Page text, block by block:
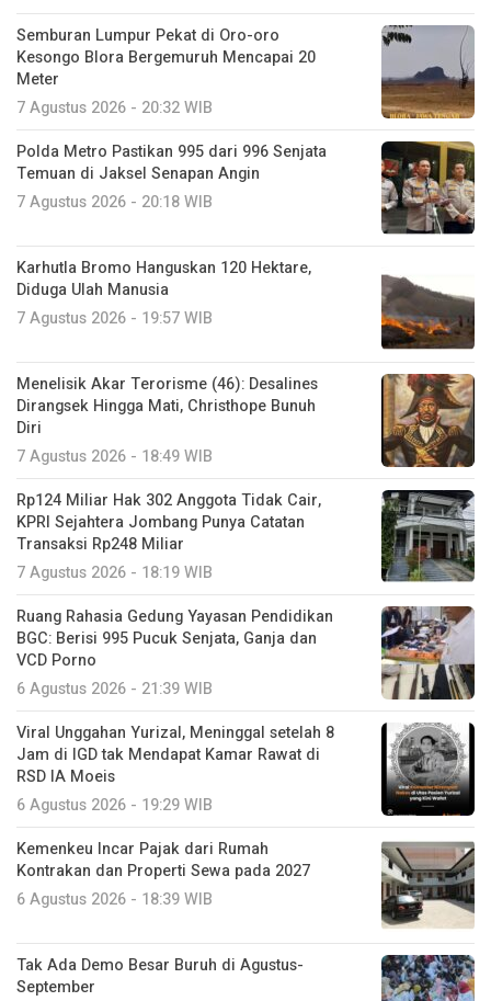
Semburan Lumpur Pekat di Oro-oro
Kesongo Blora Bergemuruh Mencapai 20
Meter
7 Agustus 2026 - 20:32 WIB
Polda Metro Pastikan 995 dari 996 Senjata
Temuan di Jaksel Senapan Angin
7 Agustus 2026 - 20:18 WIB
Karhutla Bromo Hanguskan 120 Hektare,
Diduga Ulah Manusia
7 Agustus 2026 - 19:57 WIB
Menelisik Akar Terorisme (46): Desalines
Dirangsek Hingga Mati, Christhope Bunuh
Diri
7 Agustus 2026 - 18:49 WIB
Rp124 Miliar Hak 302 Anggota Tidak Cair,
KPRI Sejahtera Jombang Punya Catatan
Transaksi Rp248 Miliar
7 Agustus 2026 - 18:19 WIB
Ruang Rahasia Gedung Yayasan Pendidikan
BGC: Berisi 995 Pucuk Senjata, Ganja dan
VCD Porno
6 Agustus 2026 - 21:39 WIB
Viral Unggahan Yurizal, Meninggal setelah 8
Jam di IGD tak Mendapat Kamar Rawat di
RSD IA Moeis
6 Agustus 2026 - 19:29 WIB
Kemenkeu Incar Pajak dari Rumah
Kontrakan dan Properti Sewa pada 2027
6 Agustus 2026 - 18:39 WIB
Tak Ada Demo Besar Buruh di Agustus-
September